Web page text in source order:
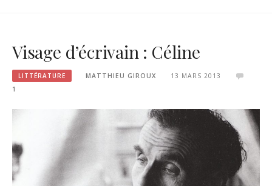
Visage d’écrivain : Céline
LITTÉRATURE MATTHIEU GIROUX
13 MARS 2013
1